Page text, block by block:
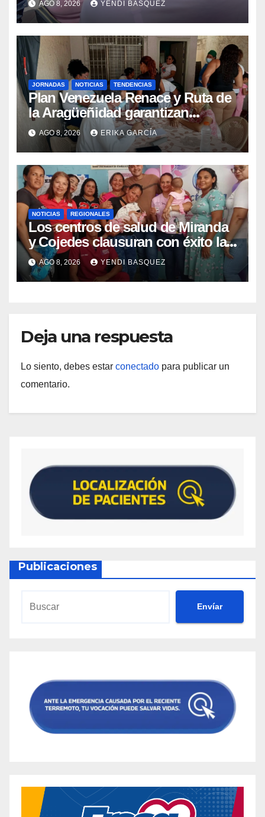
epidemiológica
AGO 8, 2026 YENDI BASQUEZ
JORNADAS NOTICIAS TENDENCIAS
Plan Venezuela Renace y Ruta de
la Aragüeñidad garantizan
atención médica integral en
Aragua
AGO 8, 2026 ERIKA GARCÍA
NOTICIAS REGIONALES
Los centros de salud de Miranda
y Cojedes clausuran con éxito la
Semana Mundial de la Lactancia
Materna
AGO 8, 2026 YENDI BASQUEZ
Deja una respuesta
Lo siento, debes estar conectado para publicar un
comentario.
Publicaciones
Envíar